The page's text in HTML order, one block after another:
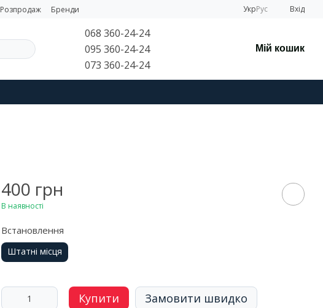
Розпродаж Бренди УкрРус Вхід
068 360-24-24
095 360-24-24
073 360-24-24
Мій кошик
400 грн
В наявності
Встановлення
Штатні місця
Купити Замовити швидко